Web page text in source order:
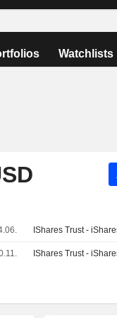
Watchlists